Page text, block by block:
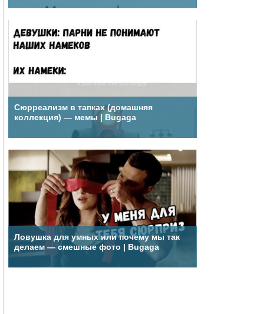
Сюрреализм в тапках (домашняя
коллекция) — мемы | Bugaga
Ловушка для умных или почему мы так
делаем — смешные фото | Bugaga